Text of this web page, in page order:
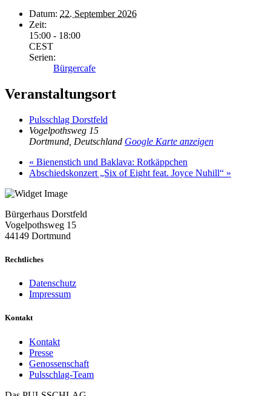
Datum: 22. September 2026
Zeit:
15:00 - 18:00
CEST
Serien:
Bürgercafe
Veranstaltungsort
Pulsschlag Dorstfeld
Vogelpothsweg 15
Dortmund Deutschland Google Karte anzeigen
« Bienenstich und Baklava: Rotkäppchen
Abschiedskonzert „Six of Eight feat. Joyce Nuhill“ »
Bürgerhaus Dorstfeld
Vogelpothsweg 15
44149 Dortmund
Rechtliches
Datenschutz
Impressum
Kontakt
Kontakt
Presse
Genossenschaft
Pulsschlag-Team